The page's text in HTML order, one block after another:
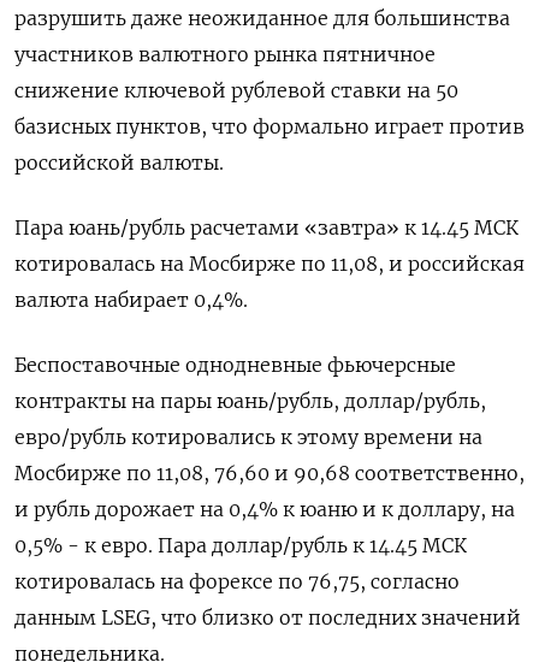
разрушить даже неожиданное для большинства
участников валютного рынка пятничное
снижение ключевой рублевой ставки на 50
базисных пунктов, что формально играет против
российской валюты.
Пара юань/рубль расчетами «завтра» к 14.45 ​МСК
котировалась на Мосбирже по 11,08, ​и российская
валюта набирает 0,4%.
Беспоставочные ​однодневные фьючерсные
контракты ⁠на пары юань/рубль, доллар/рубль,
евро/рубль котировались к этому времени на
Мосбирже по ‌11,08, 76,60 и 90,68 соответственно,
‌и рубль дорожает на 0,4% к юаню и к доллару, на
0,5% - к евро. Пара доллар/рубль к ​14.45 МСК
котировалась на форексе по 76,75, согласно
данным LSEG, что близко от последних значений
понедельника.